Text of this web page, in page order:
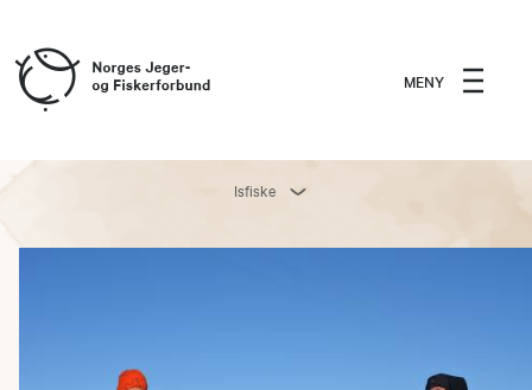
MENY
Isfiske